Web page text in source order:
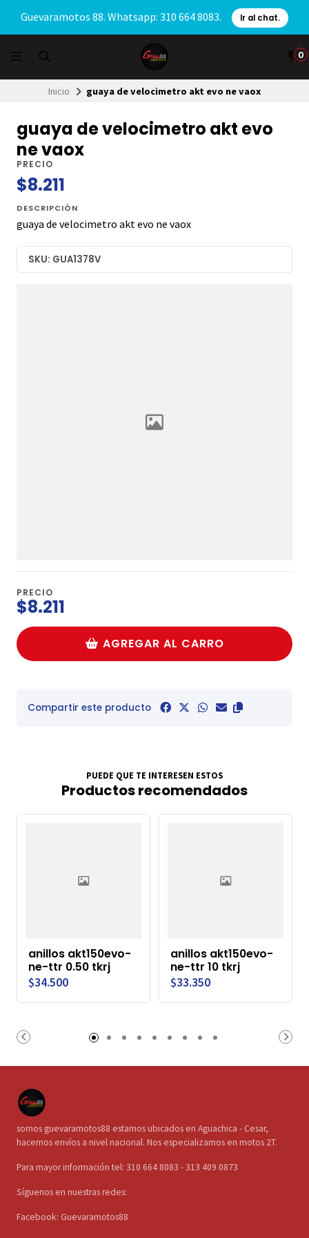
Guevaramotos 88. Whatsapp: 310 664 8083. Ir al chat.
0
Inicio guaya de velocimetro akt evo ne vaox
guaya de velocimetro akt evo
ne vaox
PRECIO
$8.211
DESCRIPCIÓN
guaya de velocimetro akt evo ne vaox
SKU: GUA1378V
PRECIO
$8.211
AGREGAR AL CARRO
Compartir este producto
PUEDE QUE TE INTERESEN ESTOS
Productos recomendados
anillos akt150evo-
ne-ttr 0.50 tkrj
$34.500
anillos akt150evo-
ne-ttr 10 tkrj
$33.350
somos guevaramotos88 estamos ubicados en Aguachica - Cesar,
hacemos envíos a nivel nacional. Nos especializamos en motos 2T.
Para mayor información tel: 310 664 8083 - 313 409 0873
Síguenos en nuestras redes:
Facebook: Guevaramotos88